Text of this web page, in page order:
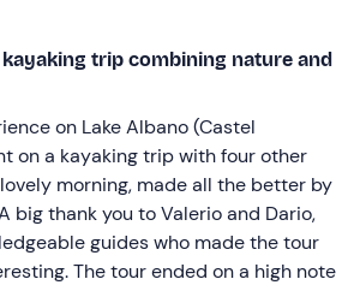
kayaking trip combining nature and
on Lake Albano (Castel
on a kayaking trip with four other
morning, made all the better by
big thank you to Valerio and Dario,
guides who made the tour
The tour ended on a high note